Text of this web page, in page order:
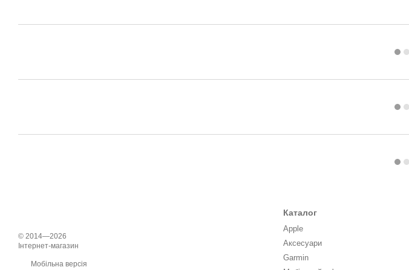
© 2014—2026
Інтернет-магазин
Мобільна версія
Каталог
Apple
Аксесуари
Garmin